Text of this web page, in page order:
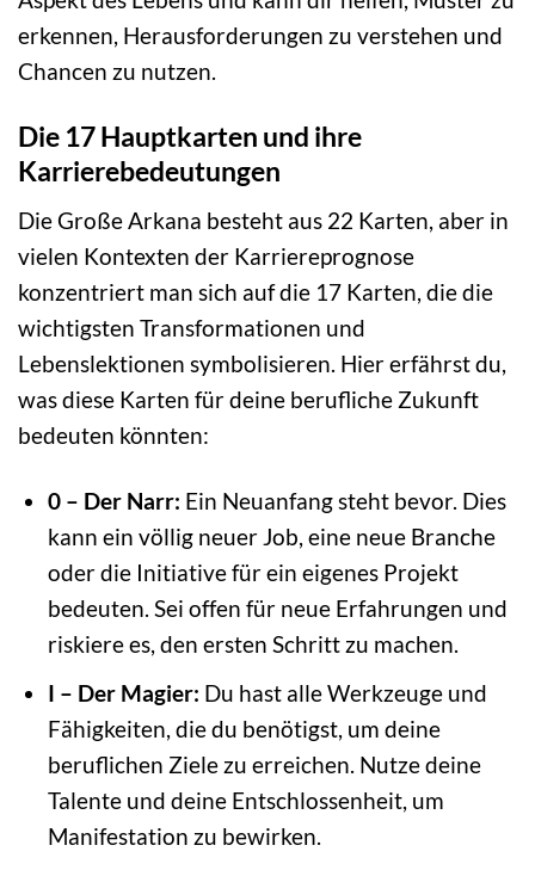
erkennen, Herausforderungen zu verstehen und
Chancen zu nutzen.
Die 17 Hauptkarten und ihre
Karrierebedeutungen
Die Große Arkana besteht aus 22 Karten, aber in
vielen Kontexten der Karriereprognose
konzentriert man sich auf die 17 Karten, die die
wichtigsten Transformationen und
Lebenslektionen symbolisieren. Hier erfährst du,
was diese Karten für deine berufliche Zukunft
bedeuten könnten:
0 – Der Narr: Ein Neuanfang steht bevor. Dies
kann ein völlig neuer Job, eine neue Branche
oder die Initiative für ein eigenes Projekt
bedeuten. Sei offen für neue Erfahrungen und
riskiere es, den ersten Schritt zu machen.
I – Der Magier: Du hast alle Werkzeuge und
Fähigkeiten, die du benötigst, um deine
beruflichen Ziele zu erreichen. Nutze deine
Talente und deine Entschlossenheit, um
Manifestation zu bewirken.